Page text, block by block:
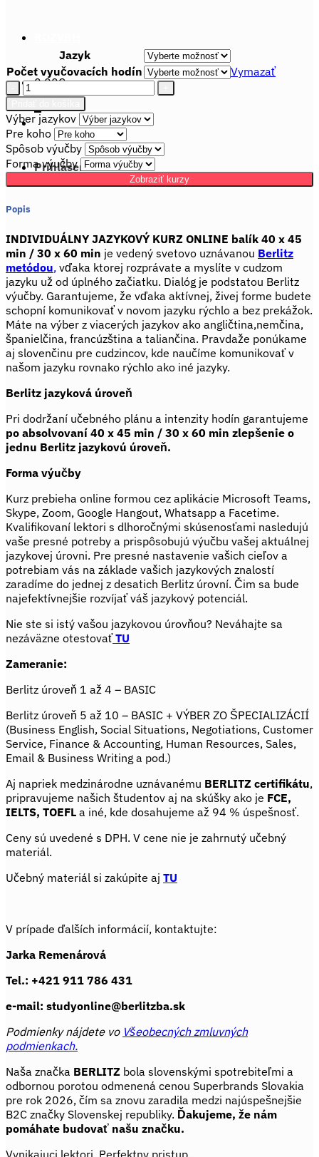
0,00€
Prihlásenie
Jazyk
Počet vyučovacích hodín
Vymazať
množstvo
ONLINE
ANGLIČTINA,
NEMČINA
a
INDIVIDUÁLNY
40
x
45
min
/
30
x
60
min
Výber jazykov
Pre koho
Spôsob výučby
Forma výučby
Zobraziť kurzy
Popis
INDIVIDUÁLNY JAZYKOVÝ KURZ ONLINE balík 40 x 45
min / 30 x 60 min je vedený svetovo uznávanou Berlitz
metódou, vďaka ktorej rozprávate a myslíte v cudzom
jazyku už od úplného začiatku. Dialóg je podstatou Berlitz
výučby. Garantujeme, že vďaka aktívnej, živej forme budete
schopní komunikovať v novom jazyku rýchlo a bez prekážok.
Máte na výber z viacerých jazykov ako angličtina,nemčina,
španielčina, francúzština a taliančina. Pravdaže ponúkame
aj slovenčinu pre cudzincov, kde naučíme komunikovať v
našom jazyku rovnako rýchlo ako iné jazyky.
Berlitz jazyková úroveň
Pri dodržaní učebného plánu a intenzity hodín garantujeme
po absolvovaní 40 x 45 min / 30 x 60 min zlepšenie o
jednu Berlitz jazykovú úroveň.
Forma výučby
Kurz prebieha online formou cez aplikácie Microsoft Teams,
Skype, Zoom, Google Hangout, Whatsapp a Facetime.
Kvalifikovaní lektori s dlhoročnými skúsenosťami nasledujú
vaše presné potreby a prispôsobujú výučbu vašej aktuálnej
jazykovej úrovni. Pre presné nastavenie vašich cieľov a
potrebiam vás na základe vašich jazykových znalostí
zaradíme do jednej z desatich Berlitz úrovní. Čim sa bude
najefektívnejšie rozvíjať váš jazykový potenciál.
Nie ste si istý vašou jazykovou úrovňou? Neváhajte sa
nezáväzne otestovať TU
Zameranie:
Berlitz úroveň 1 až 4 – BASIC
Berlitz úroveň 5 až 10 – BASIC + VÝBER ZO ŠPECIALIZÁCIÍ
(Business English, Social Situations, Negotiations, Customer
Service, Finance & Accounting, Human Resources, Sales,
Email & Business Writing a pod.)
Aj napriek medzinárodne uznávanému BERLITZ certifikátu,
pripravujeme našich študentov aj na skúšky ako je FCE,
IELTS, TOEFL a iné, kde dosahujeme až 94 % úspešnosť.
Ceny sú uvedené s DPH. V cene nie je zahrnutý učebný
materiál.
Učebný materiál si zakúpite aj TU
V prípade ďalších informácií, kontaktujte:
Jarka Remenárová
Tel.: +421 911 786 431
e-mail: studyonline@berlitzba.sk
Podmienky nájdete vo Všeobecných zmluvných
podmienkach.
Naša značka BERLITZ bola slovenskými spotrebiteľmi a
odbornou porotou odmenená cenou Superbrands Slovakia
pre rok 2026, čím sa znovu zaradila medzi najúspešnejšie
B2C značky Slovenskej republiky. Ďakujeme, že nám
pomáhate budovať našu značku.
Vynikajuci lektori. Perfektny pristup...